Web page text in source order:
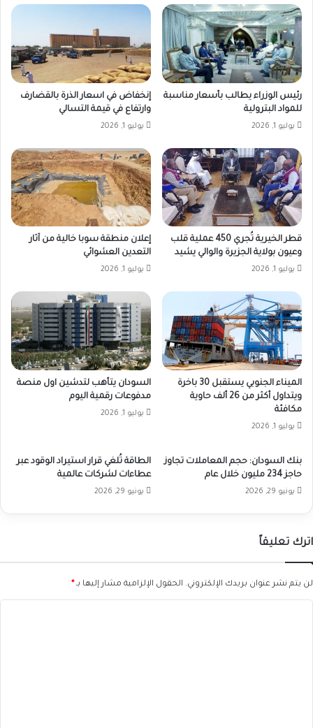
رئيس الوزراء يطالب بأسعار مناسبة
للمواد البترولية
يوليو 1, 2026
إنخفاض في اسعار الذرة بالقضارف
وارتفاع في قيمة التسالي
يوليو 1, 2026
قطر الخيرية تُجري 450 عملية قلب
وعيون بولاية الجزيرة والوالي يشيد
يوليو 1, 2026
إعلان منطقة سوبا خالية من آثار
التعدين العشوائي
يوليو 1, 2026
الميناء الجنوبي يستقبل 30 باخرة
ويتداول أكثر من 26 ألف حاوية
مكافئة
يوليو 1, 2026
السودان يتأهب لتدشين اول منصة
مدفوعات رقمية اليوم
يوليو 1, 2026
بنك السودان: حجم المعاملات تجاوز
حاجز 234 مليون خلال عام
يونيو 29, 2026
الطاقة تُلغي قرار استيراد الوقود عبر
عطاءات لشركات عالمية
يونيو 29, 2026
اترك تعليقاً
لن يتم نشر عنوان بريدك الإلكتروني. الحقول الإلزامية مشار إليها بـ *